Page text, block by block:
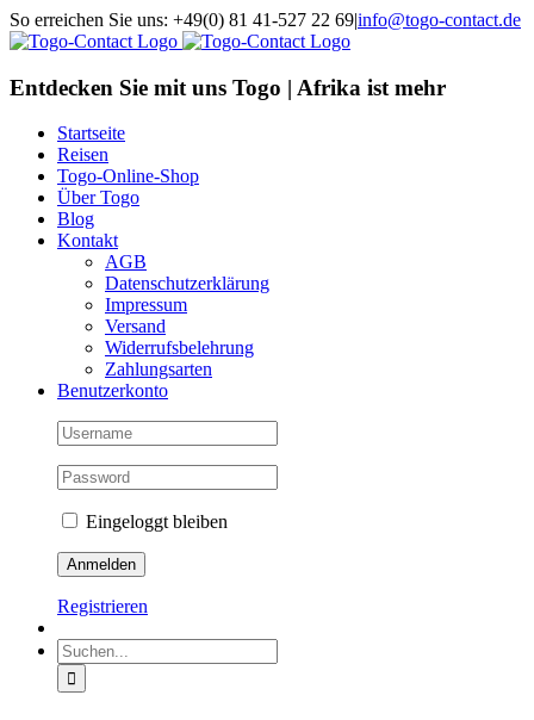
Skip
to
So erreichen Sie uns: +49(0) 81 41-527 22 69|info@togo-contact.de
Facebook
Instagram
Pinterest
X
Rss
E-
Entdecken Sie mit uns Togo | Afrika ist mehr
Startseite
Reisen
Togo-Online-Shop
Über Togo
Blog
Kontakt
AGB
Datenschutzerklärung
Impressum
Versand
Widerrufsbelehrung
Zahlungsarten
Benutzerkonto
Eingeloggt bleiben
Registrieren
Suche
nach: